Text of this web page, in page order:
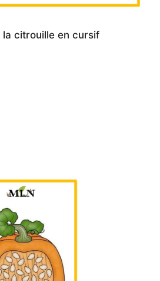
citrouille en cursif